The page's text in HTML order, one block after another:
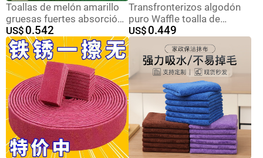
Toallas de melón amarillo
gruesas fuertes absorción
de aceite para eliminar la
contaminación de aceite
cocina toallas secas y
húmedas reutilizables
US$ 0.542
Transfronterizos algodón
puro Waffle toalla de
cocina simple absorción de
panal toalla de lavavajillas
multifuncional toalla de
limpieza
US$ 0.449